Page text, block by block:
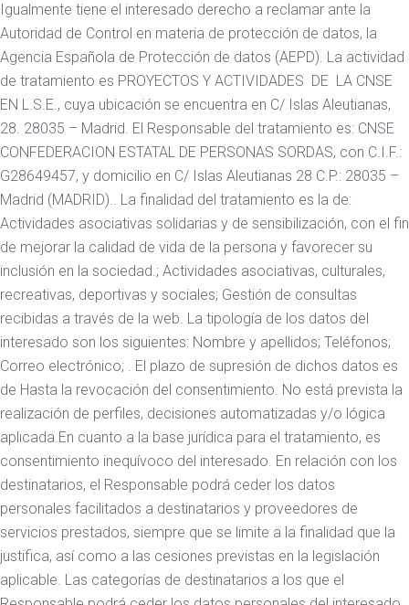
Igualmente tiene el interesado derecho a reclamar ante la
Autoridad de Control en materia de protección de datos, la
Agencia Española de Protección de datos (AEPD). La actividad
de tratamiento es PROYECTOS Y ACTIVIDADES DE LA CNSE
EN L.S.E., cuya ubicación se encuentra en C/ Islas Aleutianas,
28. 28035 – Madrid. El Responsable del tratamiento es: CNSE
CONFEDERACION ESTATAL DE PERSONAS SORDAS, con C.I.F.:
G28649457, y domicilio en C/ Islas Aleutianas 28 C.P.: 28035 –
Madrid (MADRID).. La finalidad del tratamiento es la de:
Actividades asociativas solidarias y de sensibilización, con el fin
de mejorar la calidad de vida de la persona y favorecer su
inclusión en la sociedad.; Actividades asociativas, culturales,
recreativas, deportivas y sociales; Gestión de consultas
recibidas a través de la web. La tipología de los datos del
interesado son los siguientes: Nombre y apellidos; Teléfonos;
Correo electrónico; . El plazo de supresión de dichos datos es
de Hasta la revocación del consentimiento. No está prevista la
realización de perfiles, decisiones automatizadas y/o lógica
aplicada.En cuanto a la base jurídica para el tratamiento, es
consentimiento inequívoco del interesado. En relación con los
destinatarios, el Responsable podrá ceder los datos
personales facilitados a destinatarios y proveedores de
servicios prestados, siempre que se limite a la finalidad que la
justifica, así como a las cesiones previstas en la legislación
aplicable. Las categorías de destinatarios a los que el